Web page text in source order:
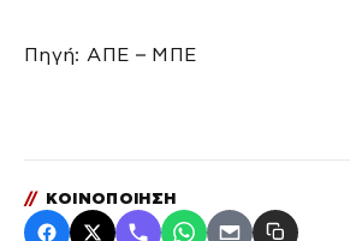
Πηγή: ΑΠΕ – ΜΠΕ
// ΚΟΙΝΟΠΟΙΗΣΗ